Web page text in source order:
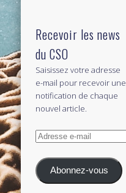
Recevoir les news
du CSO
Saisissez votre adresse
e-mail pour recevoir une
notification de chaque
nouvel article.
Adresse
mail
Abonnez-vous